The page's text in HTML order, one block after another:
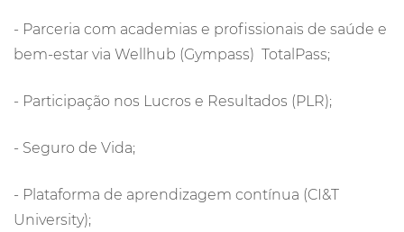
- Parceria com academias e profissionais de saúde e
bem-estar via Wellhub (Gympass) TotalPass;
- Participação nos Lucros e Resultados (PLR);
- Seguro de Vida;
- Plataforma de aprendizagem contínua (CI&T
University);